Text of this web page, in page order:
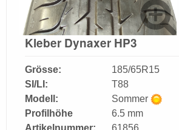
Kleber Dynaxer HP3
Grösse:
SI/LI:
Modell:
Profilhöhe
Artikelnummer:
185/65R15
T88
Sommer
6.5 mm
61856